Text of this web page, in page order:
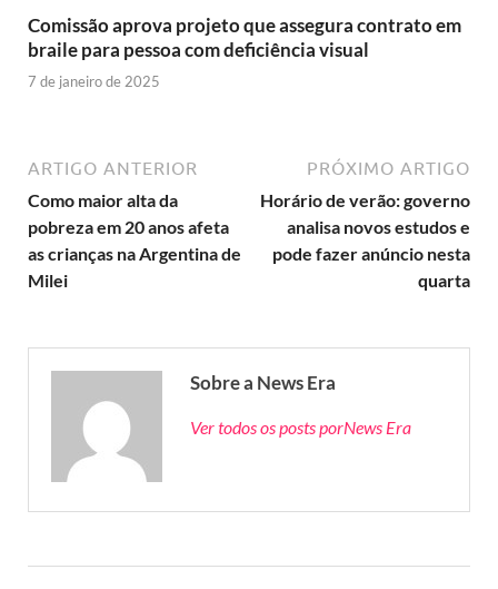
Comissão aprova projeto que assegura contrato em
braile para pessoa com deficiência visual
7 de janeiro de 2025
ARTIGO ANTERIOR
Como maior alta da
pobreza em 20 anos afeta
as crianças na Argentina de
Milei
PRÓXIMO ARTIGO
Horário de verão: governo
analisa novos estudos e
pode fazer anúncio nesta
quarta
Sobre a News Era
Ver todos os posts porNews Era